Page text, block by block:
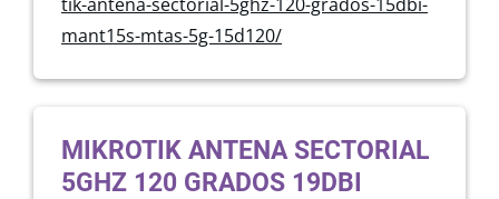
mant15s-mtas-5g-15d120/
MIKROTIK ANTENA SECTORIAL
5GHZ 120 GRADOS 19DBI